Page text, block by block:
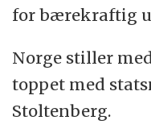
Under
Det første er
rammen av
for bærekraftig
Norge stiller
toppet med
Stoltenberg.